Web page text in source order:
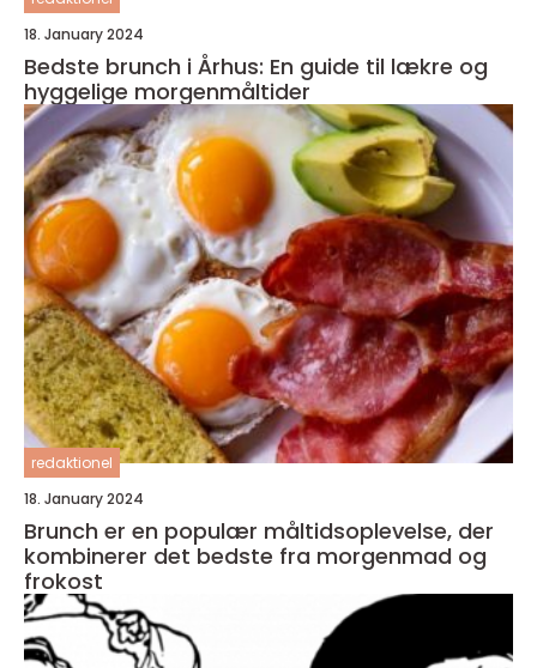
18. January 2024
Bedste brunch i Århus: En guide til lækre og
hyggelige morgenmåltider
redaktionel
18. January 2024
Brunch er en populær måltidsoplevelse, der
kombinerer det bedste fra morgenmad og
frokost